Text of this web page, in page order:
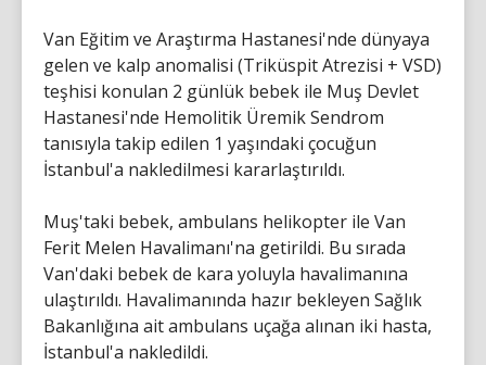
Van Eğitim ve Araştırma Hastanesi'nde dünyaya
gelen ve kalp anomalisi (Triküspit Atrezisi + VSD)
teşhisi konulan 2 günlük bebek ile Muş Devlet
Hastanesi'nde Hemolitik Üremik Sendrom
tanısıyla takip edilen 1 yaşındaki çocuğun
İstanbul'a nakledilmesi kararlaştırıldı.
Muş'taki bebek, ambulans helikopter ile Van
Ferit Melen Havalimanı'na getirildi. Bu sırada
Van'daki bebek de kara yoluyla havalimanına
ulaştırıldı. Havalimanında hazır bekleyen Sağlık
Bakanlığına ait ambulans uçağa alınan iki hasta,
İstanbul'a nakledildi.